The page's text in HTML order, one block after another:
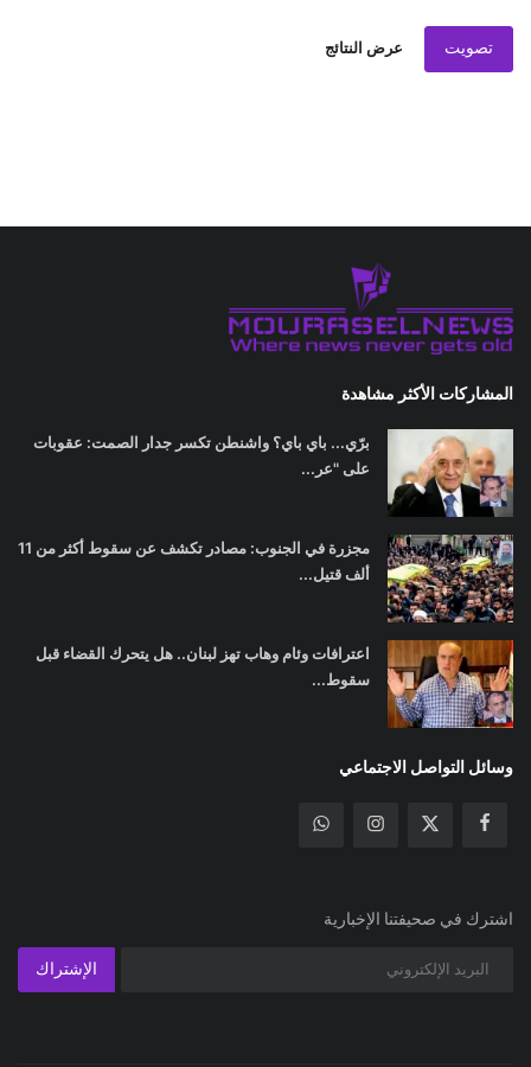
تصويت عرض النتائج
المشاركات الأكثر مشاهدة
برّي... باي باي؟ واشنطن تكسر جدار الصمت: عقوبات
على "عر...
مجزرة في الجنوب: مصادر تكشف عن سقوط أكثر من 11
ألف قتيل...
اعترافات وئام وهاب تهز لبنان.. هل يتحرك القضاء قبل
سقوط...
وسائل التواصل الاجتماعي
اشترك في صحيفتنا الإخبارية
الإشتراك